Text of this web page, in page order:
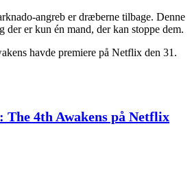
angreb er dræberne tilbage. Denne
der er kun én mand, der kan stoppe dem.
havde premiere på Netflix den 31.
The 4th Awakens på Netflix